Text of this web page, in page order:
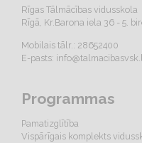
Rīgas Tālmācības vidusskola
Rīgā, Kr.Barona iela 36 - 5.
Mobilais tālr.: 28652400
E-pasts:
Programmas
Pamatizglītība
Vispārīgais komplekts